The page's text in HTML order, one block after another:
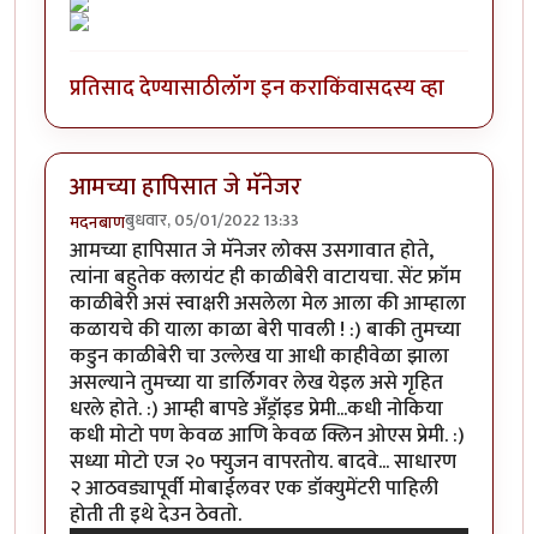
प्रतिसाद देण्यासाठीलॉग इन कराकिंवासदस्य व्हा
आमच्या हापिसात जे मॅनेजर
मदनबाणबुधवार, 05/01/2022 13:33
आमच्या हापिसात जे मॅनेजर लोक्स उसगावात होते,
त्यांना बहुतेक क्लायंट ही काळीबेरी वाटायचा. सेंट फ्रॉम
काळीबेरी असं स्वाक्षरी असलेला मेल आला की आम्हाला
कळायचे की याला काळा बेरी पावली ! :) बाकी तुमच्या
कडुन काळीबेरी चा उल्लेख या आधी काहीवेळा झाला
असल्याने तुमच्या या डार्लिगवर लेख येइल असे गृहित
धरले होते. :) आम्ही बापडे अँड्रॉइड प्रेमी...कधी नोकिया
कधी मोटो पण केवळ आणि केवळ क्लिन ओएस प्रेमी. :)
सध्या मोटो एज २० फ्युजन वापरतोय. बादवे... साधारण
२ आठवड्यापूर्वी मोबाईलवर एक डॉक्युमेंटरी पाहिली
होती ती इथे देउन ठेवतो.